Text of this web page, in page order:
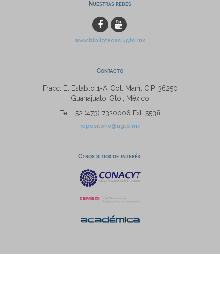
Nuestras redes
www.bibliotecas.ugto.mx
Contacto
Fracc. El Establo 1-A, Col. Marfil C.P. 36250
Guanajuato, Gto., México
Tel: +52 (473) 7320006 Ext. 5538
repositorio@ugto.mx
Otros sitios de interés: